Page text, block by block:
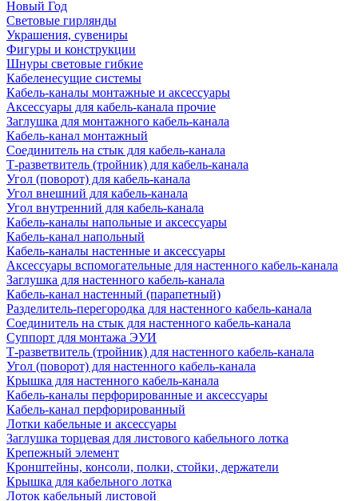
Новый Год
Световые гирлянды
Украшения, сувениры
Фигуры и конструкции
Шнуры световые гибкие
Кабеленесущие системы
Кабель-каналы монтажные и аксессуары
Аксессуары для кабель-канала прочие
Заглушка для монтажного кабель-канала
Кабель-канал монтажный
Соединитель на стык для кабель-канала
Т-разветвитель (тройник) для кабель-канала
Угол (поворот) для кабель-канала
Угол внешний для кабель-канала
Угол внутренний для кабель-канала
Кабель-каналы напольные и аксессуары
Кабель-канал напольный
Кабель-каналы настенные и аксессуары
Аксессуары вспомогательные для настенного кабель-канала
Заглушка для настенного кабель-канала
Кабель-канал настенный (парапетный)
Разделитель-перегородка для настенного кабель-канала
Соединитель на стык для настенного кабель-канала
Суппорт для монтажа ЭУИ
Т-разветвитель (тройник) для настенного кабель-канала
Угол (поворот) для настенного кабель-канала
Крышка для настенного кабель-канала
Кабель-каналы перфорированные и аксессуары
Кабель-канал перфорированный
Лотки кабельные и аксессуары
Заглушка торцевая для листового кабельного лотка
Крепежный элемент
Кронштейны, консоли, полки, стойки, держатели
Крышка для кабельного лотка
Лоток кабельный листовой